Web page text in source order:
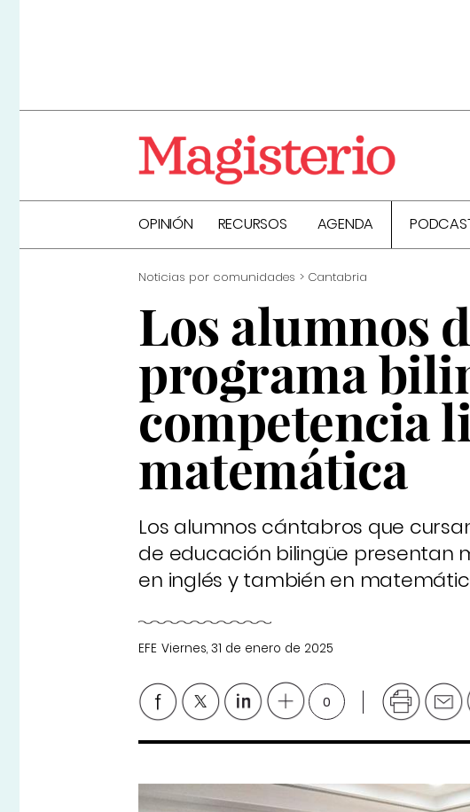
OPINIÓN RECURSOS AGENDA
Noticias por comunidades Cantabria
Los alumnos
programa
competencia
matemática
Los alumnos cántabros que
de educación bilingüe presentan
en inglés y también en
EFE Viernes, 31 de enero de 2025
0